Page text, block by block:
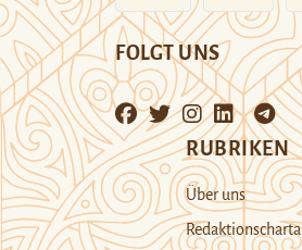
FOLGT UNS
RUBRIKEN
Über uns
Redaktionscharta